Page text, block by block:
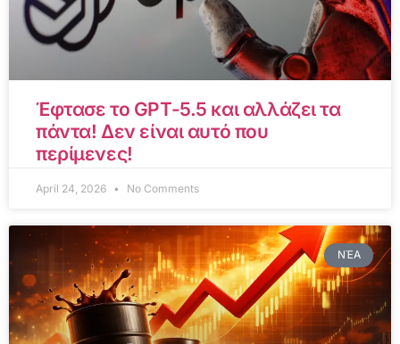
Έφτασε το GPT-5.5 και αλλάζει τα
πάντα! Δεν είναι αυτό που
περίμενες!
April 24, 2026 No Comments
ΝΈΑ